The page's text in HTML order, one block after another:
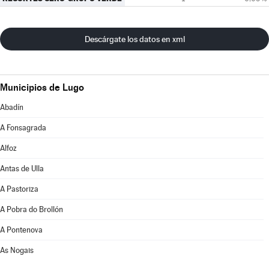
Descárgate los datos en xml
Municipios de Lugo
Abadín
A Fonsagrada
Alfoz
Antas de Ulla
A Pastoriza
A Pobra do Brollón
A Pontenova
As Nogais